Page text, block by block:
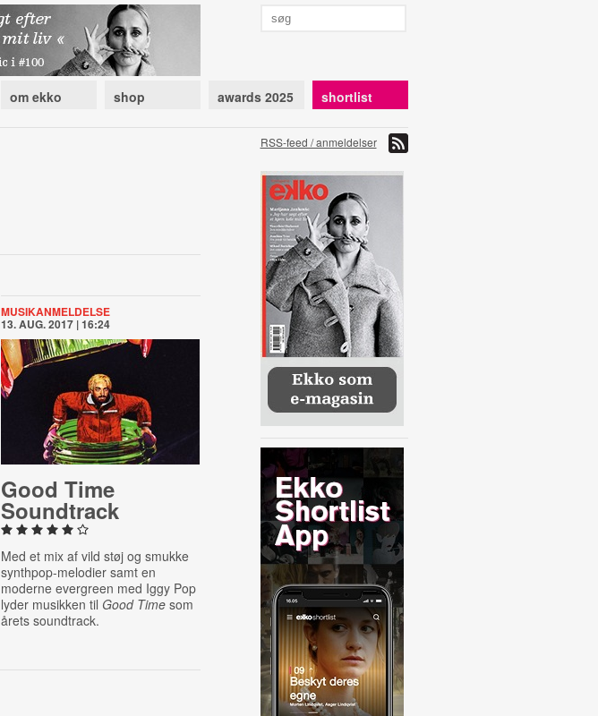
om ekko shop awards 2025 shortlist
RSS-feed / anmeldelser
MUSIKANMELDELSE
13. AUG. 2017 | 16:24
Good Time
Soundtrack
Med et mix af vild støj og smukke
synthpop-melodier samt en
moderne evergreen med Iggy Pop
lyder musikken til Good Timesom
årets soundtrack.